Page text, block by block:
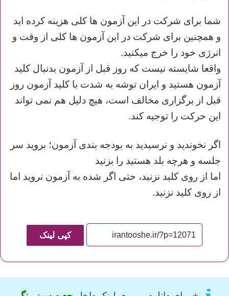
شما برای شرکت در این آزمون ها کلی هزینه کرده اید
و همچنین برای شرکت در این آزمون ها کلی از وقت و
انرژی خود را خرج میکنید.
واقعا شایسته نیست که روز قبل از آزمون بدنبال کلید
آزمون هستید و ایران توشه به شدت با کلید آزمون روز
قبل از برگزاری مخالف است، هیچ دلیل هم نمی تواند
این حرکت را توجیه کند.
اگر نخوندید و نرسیدید به بودجه بندی آزمون؛ بروید سر
جلسه و هرچه بلد هستید را بزنید
اما از روی کلید نزنید، حتی اگر شده به آزمون نروید اما
از روی کلید نزنید.
کپی لینک